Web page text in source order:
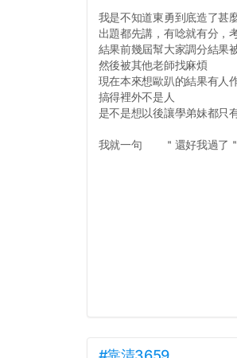
我是不知道東勇到底造了甚
出題都先講，有唸就有分，
結果前幾屆幫大家調分結果
然後被其他老師找麻煩
現在本來想歐趴的結果有人
搞得裡外不是人
是不是想以後讓學弟妹都只
我就一句 ＂還好我過了